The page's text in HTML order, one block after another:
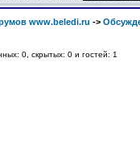
www.beledi.ru ->
0, скрытых: 0 и гостей: 1